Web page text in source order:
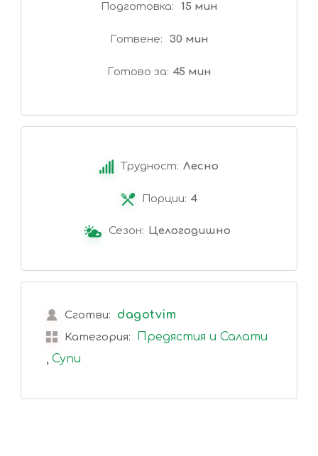
Подготовка 15 мин
Готвене 30 мин
Готово за 45 мин
Трудност: Лесно
Порции: 4
Сезон: Целогодишно
Сготви: dagotvim
Категория: Предястия и Салати
, Супи